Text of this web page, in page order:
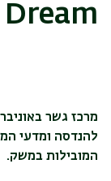
Dream
מרכז גשר
להנדסה ומדעי
המובילות במשק.